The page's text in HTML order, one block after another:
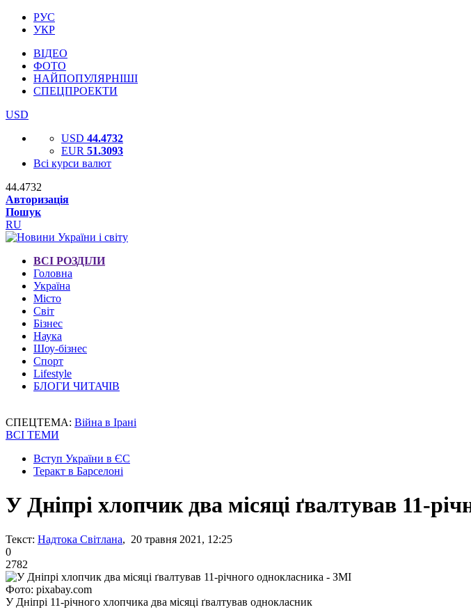
РУС
УКР
ВІДЕО
ФОТО
НАЙПОПУЛЯРНІШІ
СПЕЦПРОЕКТИ
USD
USD 44.4732
EUR 51.3093
Всі курси валют
44.4732
Авторизація
Пошук
RU
ВСІ РОЗДІЛИ
Головна
Україна
Місто
Світ
Бізнес
Наука
Шоу-бізнес
Спорт
Lifestyle
БЛОГИ ЧИТАЧІВ
СПЕЦТЕМА: Війна в Ірані
ВСІ ТЕМИ
Вступ України в ЄС
Теракт в Барселоні
У Дніпрі хлопчик два місяці ґвалтував 11-
Текст: Надтока Світлана, 20 травня 2021, 12:25
0
2782
Фото: pixabay.com
У Дніпрі 11-річного хлопчика два місяці ґвалтував однокласник